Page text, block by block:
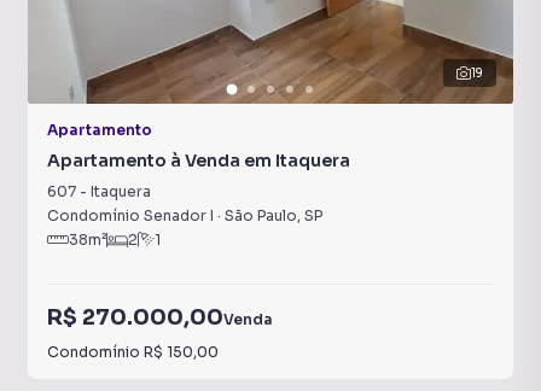
19
Apartamento
Apartamento à Venda em Itaquera
607 - Itaquera
Condomínio Senador I · São Paulo, SP
38m² 2 1
R$ 270.000,00Venda
Condomínio R$ 150,00